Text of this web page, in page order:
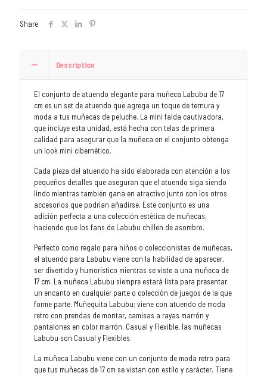
Share
Description
El conjunto de atuendo elegante para muñeca Labubu de 17
cm es un set de atuendo que agrega un toque de ternura y
moda a tus muñecas de peluche. La mini falda cautivadora,
que incluye esta unidad, está hecha con telas de primera
calidad para asegurar que la muñeca en el conjunto obtenga
un look mini cibernético.
Cada pieza del atuendo ha sido elaborada con atención a los
pequeños detalles que aseguran que el atuendo siga siendo
lindo mientras también gana en atractivo junto con los otros
accesorios que podrían añadirse. Este conjunto es una
adición perfecta a una colección estética de muñecas,
haciendo que los fans de Labubu chillen de asombro.
Perfecto como regalo para niños o coleccionistas de muñecas,
el atuendo para Labubu viene con la habilidad de aparecer,
ser divertido y humorístico mientras se viste a una muñeca de
17 cm. La muñeca Labubu siempre estará lista para presentar
un encanto en cualquier parte o colección de juegos de la que
forme parte. Muñequita Labubu: viene con atuendo de moda
retro con prendas de montar, camisas a rayas marrón y
pantalones en color marrón. Casual y Flexible, las muñecas
Labubu son Casual y Flexibles.
La muñeca Labubu viene con un conjunto de moda retro para
que tus muñecas de 17 cm se vistan con estilo y carácter. Tiene